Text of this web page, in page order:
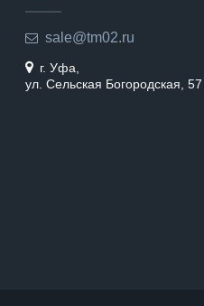
sale@tm02.ru
г. Уфа,
ул. Сельская Богородская, 57